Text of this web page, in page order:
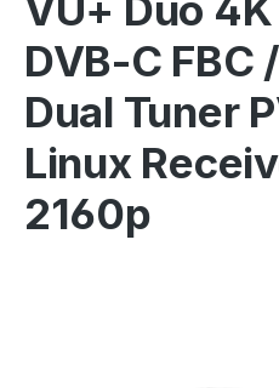
DVB-C FBC
Dual Tuner
Linux
2160p